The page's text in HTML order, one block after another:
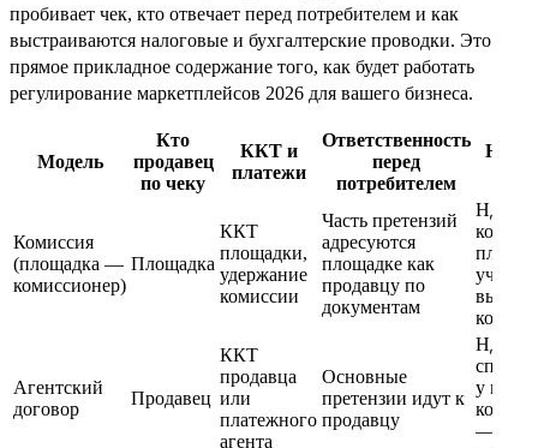
пробивает чек, кто отвечает перед потребителем и как
выстраиваются налоговые и бухгалтерские проводки. Это
прямое прикладное содержание того, как будет работать
регулирование маркетплейсов 2026 для вашего бизнеса.
Модель
Кто
продавец
по чеку
ККТ и
платежи
Ответственность
перед
потребителем
Комиссия
(площадка —
комиссионер)
Площадка
ККТ
площадки,
удержание
комиссии
Часть претензий
адресуются
площадке как
продавцу по
документам
НДС с
учет
Агентский
договор
Продавец
ККТ
продавца
или
платежного
агента
Основные
претензии идут к
продавцу
НДС
у
—